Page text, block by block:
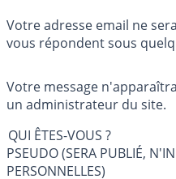
Votre adresse email ne
vous répondent sous
Votre message
un administrateur du site.
QUI ÊTES-VOUS ?
PSEUDO (SERA PUBLIÉ,
PERSONNELLES)